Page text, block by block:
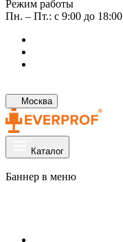
Режим работы
Пн. – Пт.: с 9:00 до 18:00
Москва
Каталог
Баннер в меню